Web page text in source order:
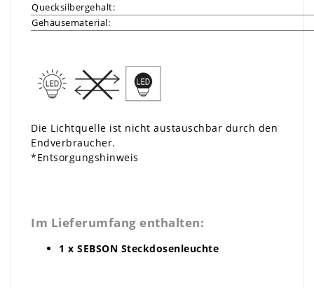
Quecksilbergehalt:
Gehäusematerial:
Die Lichtquelle ist nicht austauschbar durch den
Endverbraucher.
*Entsorgungshinweis
Im Lieferumfang enthalten:
1 x SEBSON Steckdosenleuchte